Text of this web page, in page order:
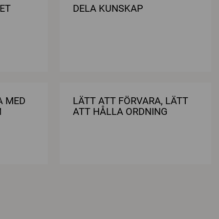
DELA KUNSKAP
MED
LÄTT ATT FÖRVARA, LÄTT
ATT HÅLLA ORDNING